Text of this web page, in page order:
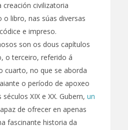
creación civilizatoria
o libro, nas súas diversas
e impreso.
son os dous capítulos
o terceiro, referido á
cuarto, no que se aborda
o período de apoxeo
XIX e XX. Gubern, un
de ofrecer en apenas
fascinante historia da